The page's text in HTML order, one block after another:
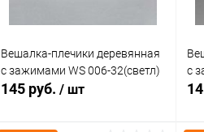
Вешалка-плечики деревянная
с зажимами WS 006-32(светл)
145 руб. / шт
с